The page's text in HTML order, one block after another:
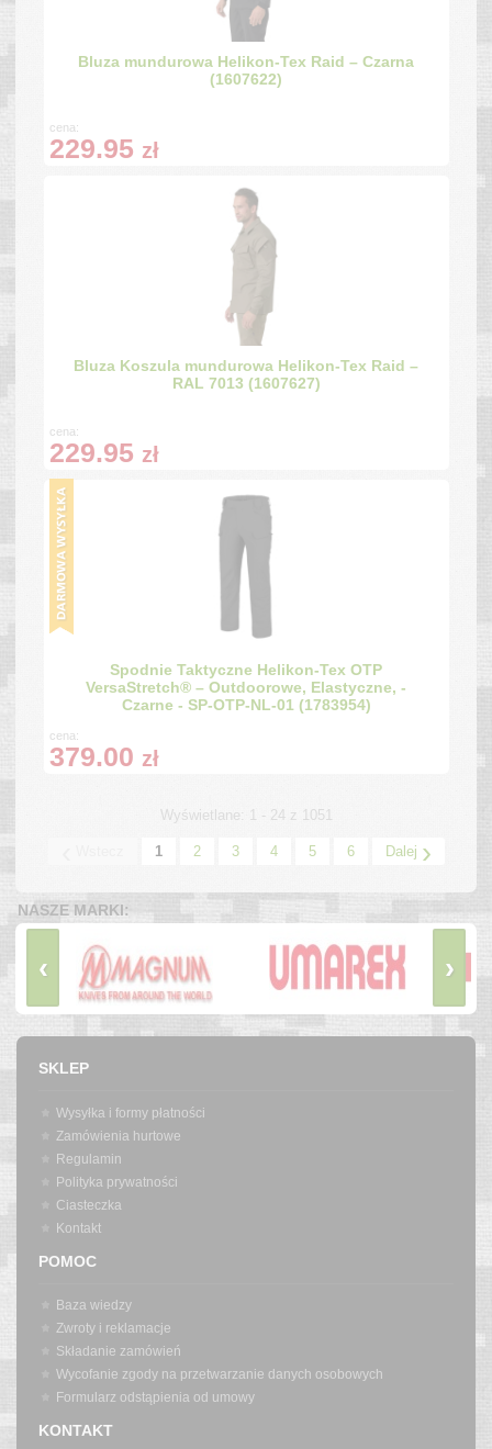
Bluza mundurowa Helikon-Tex Raid – Czarna
(1607622)
cena:
229.95 zł
Bluza Koszula mundurowa Helikon-Tex Raid –
RAL 7013 (1607627)
cena:
229.95 zł
Spodnie Taktyczne Helikon-Tex OTP
VersaStretch® – Outdoorowe, Elastyczne, -
Czarne - SP-OTP-NL-01 (1783954)
cena:
379.00 zł
Wyświetlane: 1 - 24 z 1051
1 2 3 4 5 6 Dalej ›
NASZE MARKI:
‹ ›
SKLEP
Wysyłka i formy płatności
Zamówienia hurtowe
Regulamin
Polityka prywatności
Ciasteczka
Kontakt
POMOC
Baza wiedzy
Zwroty i reklamacje
Składanie zamówień
Wycofanie zgody na przetwarzanie danych osobowych
Formularz odstąpienia od umowy
KONTAKT